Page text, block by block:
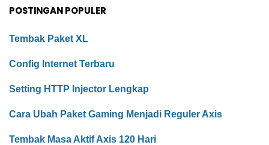
POSTINGAN POPULER
Tembak Paket XL
Config Internet Terbaru
Setting HTTP Injector Lengkap
Cara Ubah Paket Gaming Menjadi Reguler Axis
Tembak Masa Aktif Axis 120 Hari